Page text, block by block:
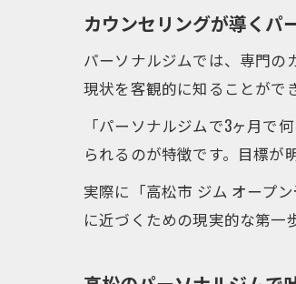
カウンセリングが導くパ
パーソナルジムでは、専門の
現状を客観的に知ることがで
「パーソナルジムで3ヶ月で
られるのが特徴です。目標が
実際に「高松市 ジム オープ
に近づくための現実的な第一